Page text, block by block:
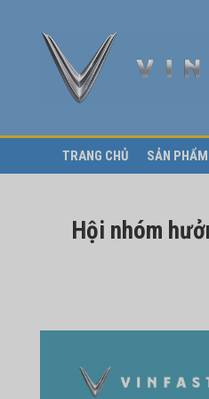
TRANG CHỦ SẢN PHẨM
Hội nhóm